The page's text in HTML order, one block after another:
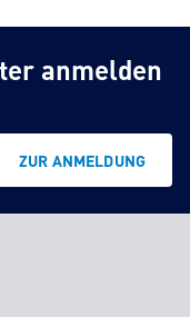
anmelden
ZUR ANMELDUNG